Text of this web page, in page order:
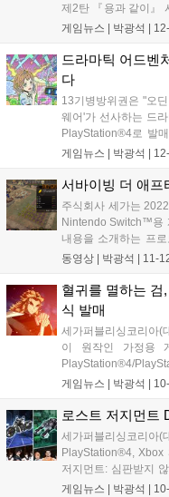
제2탄 『용과 같이』
월 8일(수)
는...
게임뉴스 | 박광석
드라마틱 어드벤
다
13기병방위권은 "오
웨어'가 선사하는 드
PlayStation®4로 발
싶다'고 생각할 만큼
게임뉴스 | 박광석
서바이빙 더 애프
주식회사 세가는
Nintendo Switch™용
내용을 소개하는 프
주문 접수중이다. ■
동영상 | 박광석 11-
혈귀를 멸하는 검
식 발매
세가퍼블리싱코리아(
이 원작인 가정용
PlayStation®4/
10월 14일(목)에 발
게임뉴스 | 박광석
로스트 저지먼트
세가퍼블리싱코리아
PlayStation®4, Xbox
저지먼트: 심판받지
의 배포를 당초 예정
게임뉴스 | 박광석